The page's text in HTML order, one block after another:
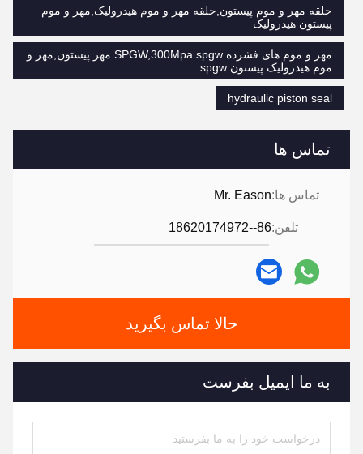
تماس ها
تماس ها:Mr. Eason
تلفن:86--18620174972
حالا تماس بگیرید
به ما ایمیل بفرست
حلقه مهر و موم پیستون,حلقه مهر و موم هیدرولیک,مهر و موم
پیستون هیدرولیک
مهر و موم های فشرده SPGW,300Mpa spgw مهر پیستون,مهر و
موم هیدرولیک پیستون spgw
hydraulic piston seal